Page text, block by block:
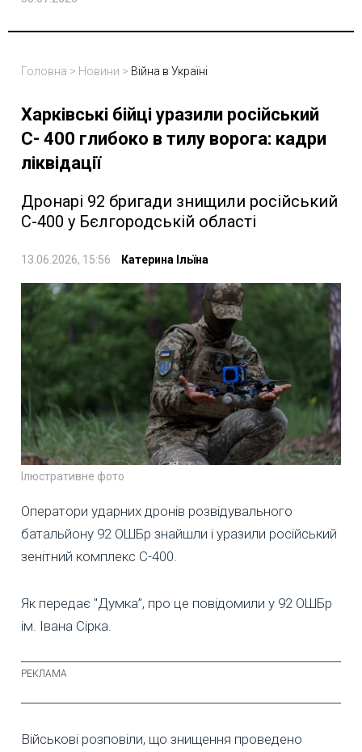
Головна > Новини > Війна в Україні
Харківські бійці уразили російський
С- 400 глибоко в тилу ворога: кадри
ліквідації
Дронарі 92 бригади знищили російський
С-400 у Бєлгородській області
13.06.2026, 15:56 Катерина Ільїна
Ілюстративне фото
Оператори ударних дронів розвідувального
батальйону 92 ОШБр знайшли і уразили російський
зенітний комплекс С-400.
Як передає "Думка”, про це повідомили у 92 ОШБр
ім. Івана Сірка.
Військові розповіли, що знищення проведено